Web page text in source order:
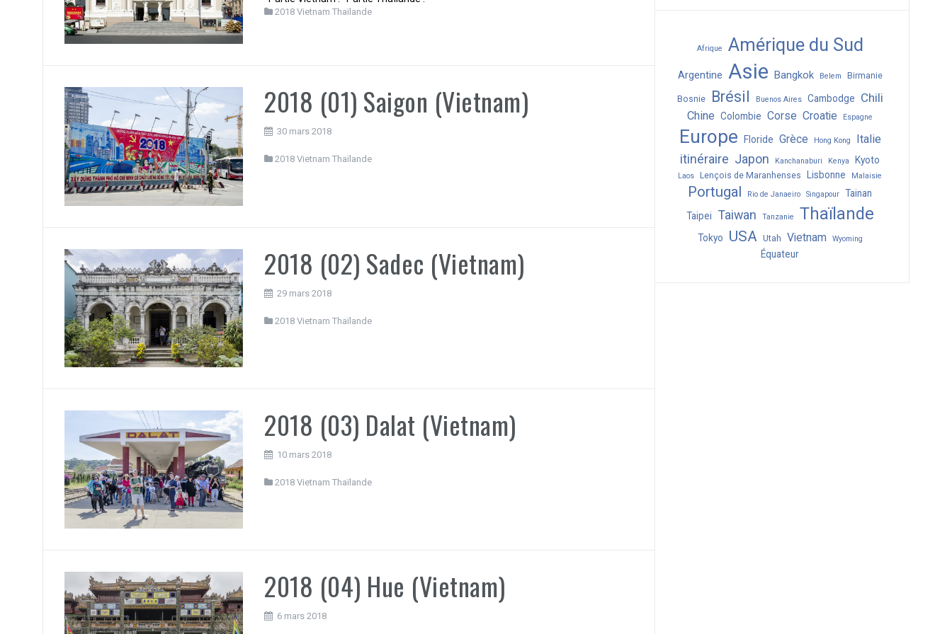
2018 Vietnam Thaïlande
2018 (01) Saigon (Vietnam)
30 mars 2018
2018 Vietnam Thaïlande
2018 (02) Sadec (Vietnam)
29 mars 2018
2018 Vietnam Thaïlande
2018 (03) Dalat (Vietnam)
10 mars 2018
2018 Vietnam Thaïlande
2018 (04) Hue (Vietnam)
6 mars 2018
Afrique Amérique du Sud
Argentine Asie Bangkok Belem Birmanie
Bosnie Brésil Buenos Aires Cambodge Chili
Chine Colombie Corse Croatie Espagne
Europe Floride Grèce Hong Kong Italie
itinéraire Japon Kanchanaburi Kenya Kyoto
Laos Lençois de Maranhenses Lisbonne Malaisie
Portugal Rio de Janaeiro Singapour
Tainan
Taipei
Taiwan Tanzanie Thaïlande
Tokyo USA Utah Vietnam Wyoming
Équateur